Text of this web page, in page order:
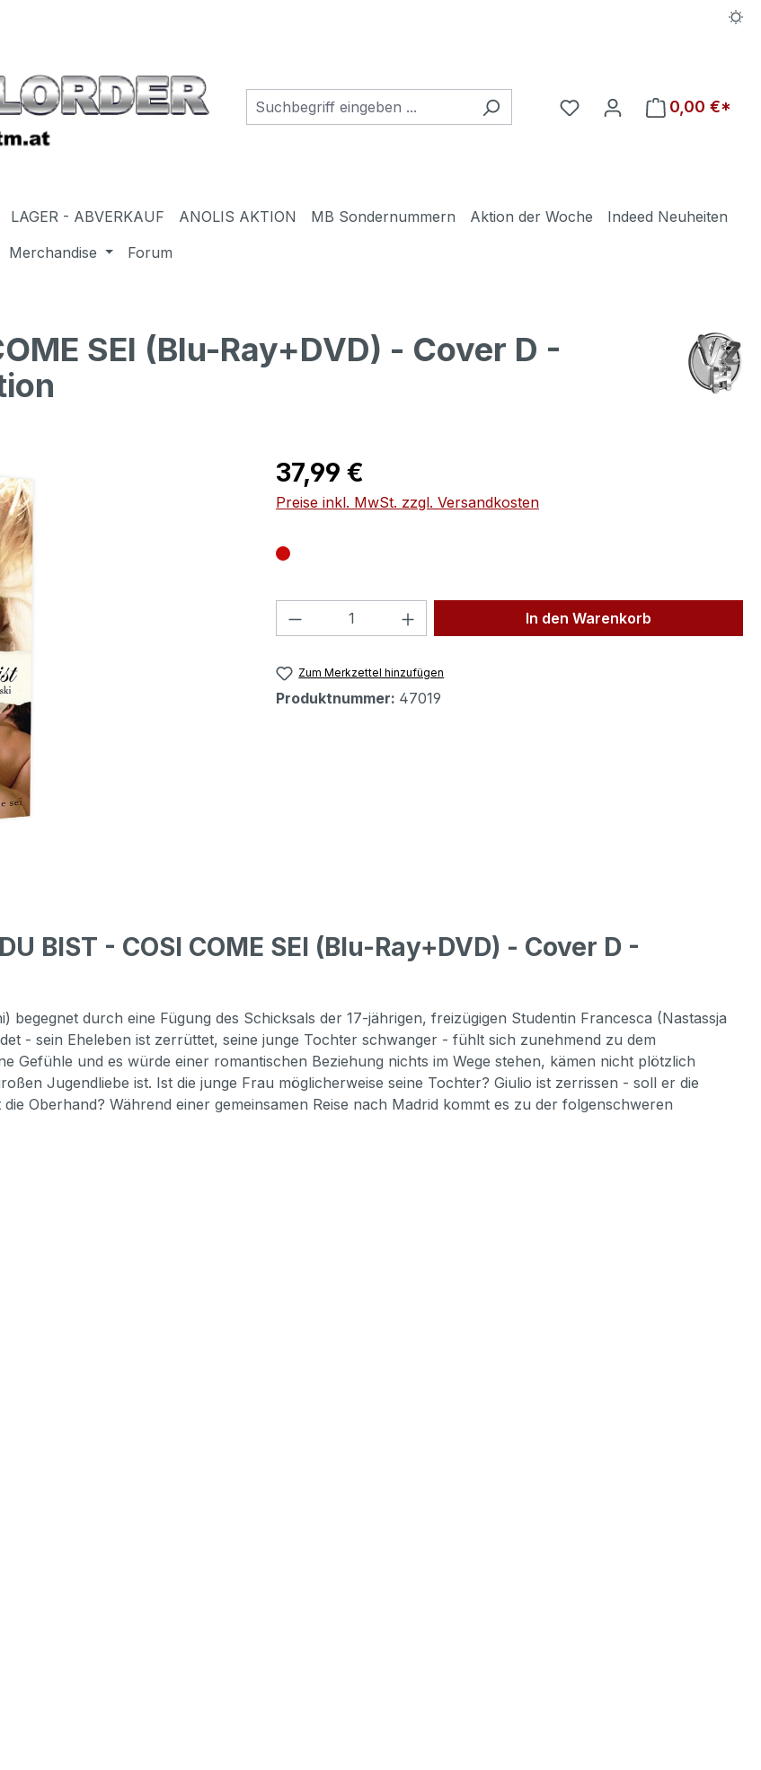
Du hast 0 Produkte auf
0,00 €*
LAGER - ABVERKAUF ANOLIS AKTION MB Sondernummern Aktion der Woche
Indeed Neuheiten
Merchandise Forum
SEI (Blu-Ray+DVD) - Cover D -
Regulärer Preis:
37,99 €
Preise inkl. MwSt. zzgl. Versandkosten
Produkt Anzahl: Gib den gewünschten Wert
In den Warenkorb
Zum Merkzettel hinzufügen
Produktnummer: 47019
BIST - COSI COME SEI (Blu-Ray+DVD) - Cover D -
durch eine Fügung des Schicksals der 17-jährigen, freizügigen Studentin Francesca (Nastassja
- sein Eheleben ist zerrüttet, seine junge Tochter schwanger - fühlt sich zunehmend zu dem
Gefühle und es würde einer romantischen Beziehung nichts im Wege stehen, kämen nicht plötzlich
Jugendliebe ist. Ist die junge Frau möglicherweise seine Tochter? Giulio ist zerrissen - soll er die
Oberhand? Während einer gemeinsamen Reise nach Madrid kommt es zu der folgenschweren